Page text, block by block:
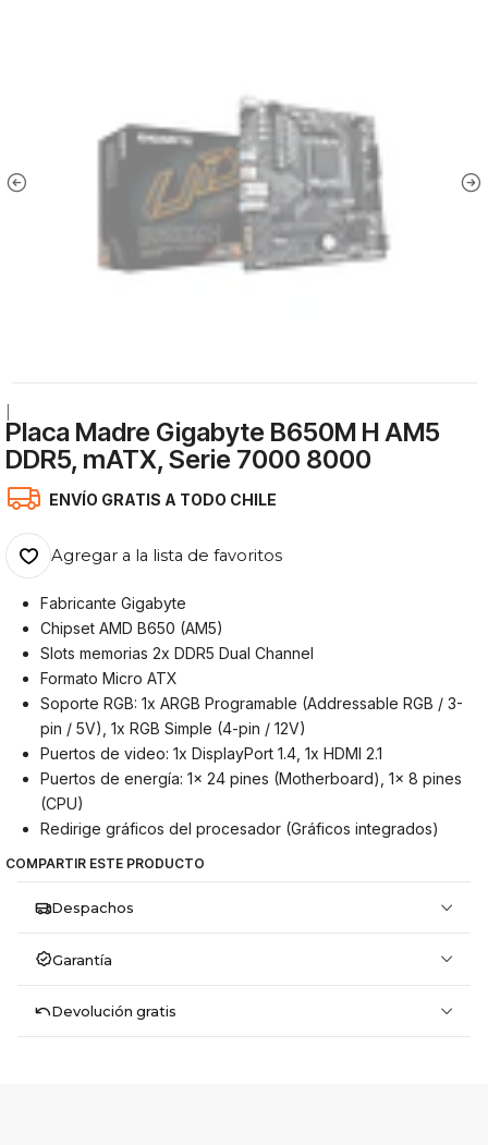
Placa Madre Gigabyte B650M H AM5
DDR5, mATX, Serie 7000 8000
ENVÍO GRATIS A TODO CHILE
Agregar a la lista de favoritos
Fabricante Gigabyte
Chipset AMD B650 (AM5)
Slots memorias 2x DDR5 Dual Channel
Formato Micro ATX
Soporte RGB: 1x ARGB Programable (Addressable RGB / 3-
pin / 5V), 1x RGB Simple (4-pin / 12V)
Puertos de video: 1x DisplayPort 1.4, 1x HDMI 2.1
Puertos de energía: 1x 24 pines (Motherboard), 1x 8 pines
(CPU)
Redirige gráficos del procesador (Gráficos integrados)
COMPARTIR ESTE PRODUCTO
Despachos
Garantía
Devolución gratis